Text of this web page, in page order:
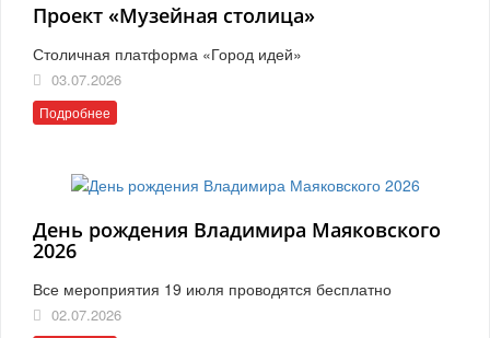
Проект «Музейная столица»
Столичная платформа «Город идей»
03.07.2026
Подробнее
День рождения Владимира Маяковского
2026
Все мероприятия 19 июля проводятся бесплатно
02.07.2026